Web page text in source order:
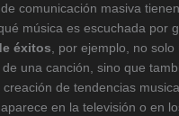
comunicación masiva
música es escuchada por
éxitos , por ejemplo, no
una canción, sino que
de tendencias
en la televisión o en